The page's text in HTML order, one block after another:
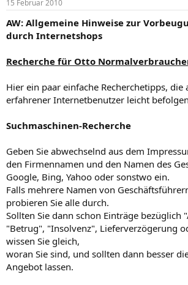
15 Februar 2010
AW: Allgemeine Hinweise zur
durch Internetshops
Recherche für Otto
Hier ein paar einfache Recherchetipps, die
erfahrener Internetbenutzer leicht
Suchmaschinen-Recherche
Geben Sie abwechselnd aus dem
den Firmennamen und den Namen des
Google, Bing, Yahoo oder sonstwo ein.
Falls mehrere Namen von
probieren Sie alle durch.
Sollten Sie dann schon Einträge bezüglich
"Betrug", "Insolvenz", Lieferverzögerung
wissen Sie gleich,
woran Sie sind, und sollten dann besser
Angebot lassen.